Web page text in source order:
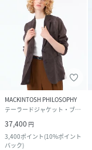
MACKINTOSH PHILOSOPHY
テーラードジャケット・ブレザー
37,400 円
3,400ポイント(10%ポイント
バック)